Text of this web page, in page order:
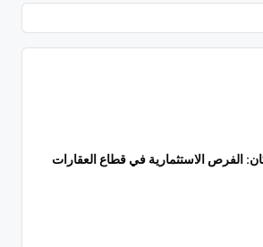
الفرص الاستثمارية في قطاع العقارات